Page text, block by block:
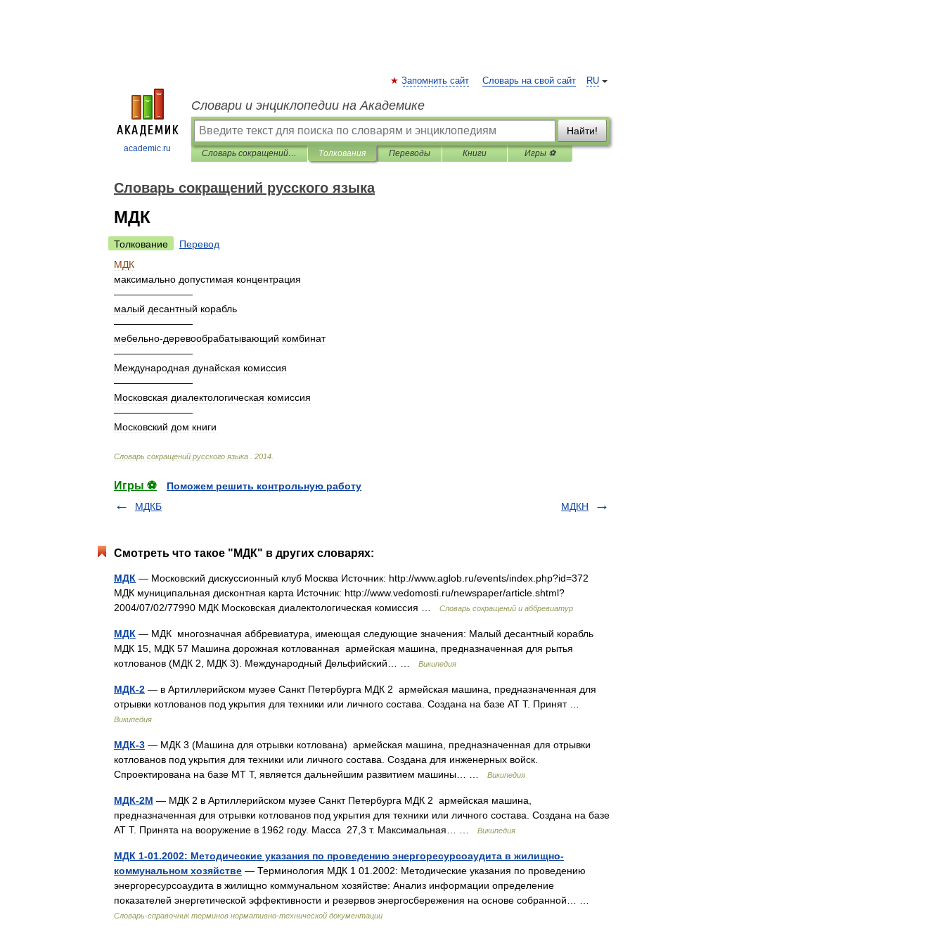
academic.ru
RU
Запомнить сайт Словарь на свой сайт
Словари и энциклопедии на Академике
Найти!
Словарь сокращений русского языка Толкования Переводы Книги Игры ⚽
Словарь сокращений русского языка
МДК
Толкование
Перевод
МДК
максимально допустимая концентрация
————————
малый десантный корабль
————————
мебельно-деревообрабатывающий комбинат
————————
Международная дунайская комиссия
————————
Московская диалектологическая комиссия
————————
Московский дом книги
Словарь сокращений русского языка 2014
Игры ⚽
Поможем решить контрольную работу
МДКБ
МДКН
Смотреть что такое "МДК" в других словарях:
МДК — Московский дискуссионный клуб Москва Источник: http://www.aglob.ru/events/index.php?id=372
МДК муниципальная дисконтная карта Источник: http://www.vedomosti.ru/newspaper/article.shtml?
2004/07/02/77990 МДК Московская диалектологическая комиссия …
Словарь сокращений и аббревиатур
МДК — МДК многозначная аббревиатура, имеющая следующие значения: Малый десантный корабль
МДК 15, МДК 57 Машина дорожная котлованная армейская машина, предназначенная для рытья
котлованов (МДК 2, МДК 3). Международный Дельфийский… …
Википедия
МДК-2 — в Артиллерийском музее Санкт Петербурга МДК 2 армейская машина, предназначенная для
отрывки котлованов под укрытия для техники или личного состава. Создана на базе АТ Т. Принят …
Википедия
МДК-3 — МДК 3 (Машина для отрывки котлована) армейская машина, предназначенная для отрывки
котлованов под укрытия для техники или личного состава. Создана для инженерных войск.
Спроектирована на базе МТ Т, является дальнейшим развитием машины… …
Википедия
МДК-2М — МДК 2 в Артиллерийском музее Санкт Петербурга МДК 2 армейская машина,
предназначенная для отрывки котлованов под укрытия для техники или личного состава. Создана на базе
АТ Т. Принята на вооружение в 1962 году. Масса 27,3 т. Максимальная… …
Википедия
МДК 1-01.2002: Методические указания по проведению энергоресурсоаудита в жилищно-
коммунальном хозяйстве — Терминология МДК 1 01.2002: Методические указания по проведению
энергоресурсоаудита в жилищно коммунальном хозяйстве: Анализ информации определение
показателей энергетической эффективности и резервов энергосбережения на основе собранной… …
Словарь-справочник терминов нормативно-технической документации